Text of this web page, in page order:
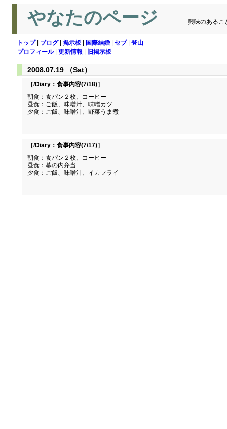
やなたのページ 興味のあるこ
トップ| ブログ| 掲示板 国際結婚 セブ| 登山
プロフィール| 更新情報 旧掲示板
2008.07.19 （Sat）
［/Diary： 食事内容(7/18)］
朝食：食パン２枚、コーヒー
昼食：ご飯、味噌汁、味噌カツ
夕食：ご飯、味噌汁、野菜うま煮
［/Diary： 食事内容(7/17)］
朝食：食パン２枚、コーヒー
昼食：幕の内弁当
夕食：ご飯、味噌汁、イカフライ